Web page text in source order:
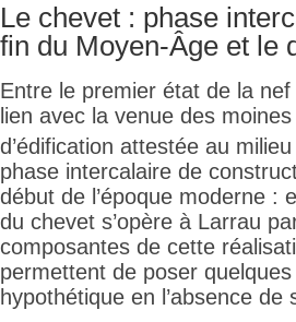
Le chevet : phase
fin du Moyen-Âge et le
Entre le premier état de la
lien avec la venue des
d’édification attestée au
phase intercalaire de
début de l’époque moderne :
du chevet s’opère à Larrau
composantes de cette
permettent de poser
hypothétique en l’absence de